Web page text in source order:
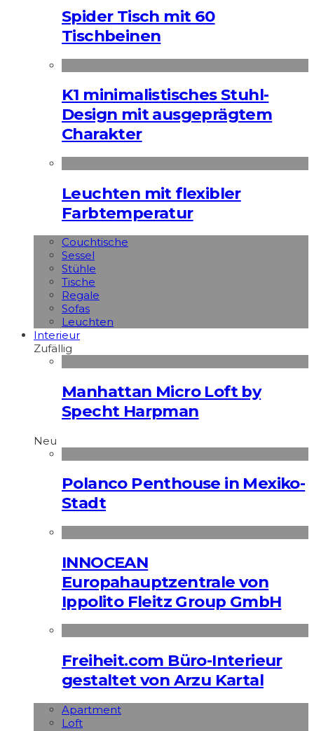
Spider Tisch mit 60
Tischbeinen
K1 minimalistisches Stuhl-
Design mit ausgeprägtem
Charakter
Leuchten mit flexibler
Farbtemperatur
Couchtische
Sessel
Stühle
Tische
Regale
Sofas
Leuchten
Interieur
Zufällig
Manhattan Micro Loft by
Specht Harpman
Neu
Polanco Penthouse in Mexiko-
Stadt
INNOCEAN
Europahauptzentrale von
Ippolito Fleitz Group GmbH
Freiheit.com Büro-Interieur
gestaltet von Arzu Kartal
Apart­ment
Loft